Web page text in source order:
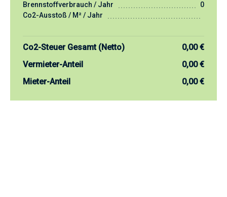
Brennstoffverbrauch / Jahr
0
Co2-Ausstoß / M² / Jahr
Co2-Steuer Gesamt (netto)
0,00 €
Vermieter-Anteil
0,00 €
Mieter-Anteil
0,00 €